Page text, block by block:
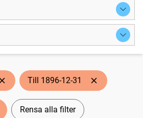
Till 1896-12-31
Rensa alla filter